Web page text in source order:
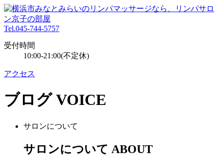
Tel.045-744-5757
受付時間
10:00-21:00(不定休)
アクセス
ブログ VOICE
サロンについて
サロンについて ABOUT